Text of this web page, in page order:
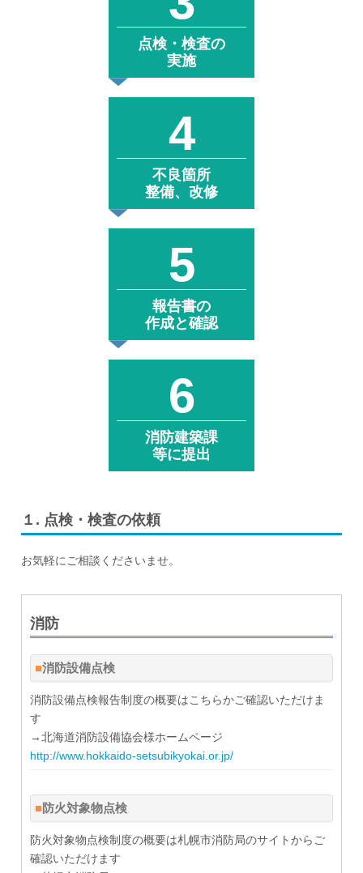
点検・検査の
実施
不良箇所
整備、改修
報告書の
作成と確認
消防建築課
等に提出
１. 点検・検査の依頼
お気軽にご相談くださいませ。
消防
消防設備点検
消防設備点検報告制度の概要はこちらかご確認いただけま
す
→北海道消防設備協会様ホームページ
http://www.hokkaido-setsubikyokai.or.jp/
防火対象物点検
防火対象物点検制度の概要は札幌市消防局のサイトからご
確認いただけます